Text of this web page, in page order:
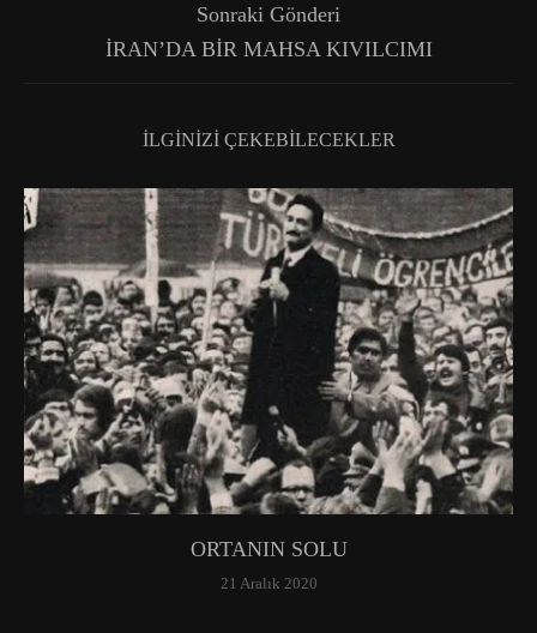
Sonraki Gönderi
İRAN’DA BİR MAHSA KIVILCIMI
İLGINIZI ÇEKEBILECEKLER
ORTANIN SOLU
21 Aralık 2020